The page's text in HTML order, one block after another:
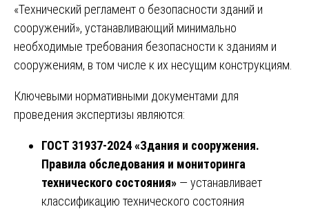
«Технический регламент о безопасности зданий и
сооружений», устанавливающий минимально
необходимые требования безопасности к зданиям и
сооружениям, в том числе к их несущим конструкциям.
Ключевыми нормативными документами для
проведения экспертизы являются:
ГОСТ 31937-2024 «Здания и сооружения.
Правила обследования и мониторинга
технического состояния» — устанавливает
классификацию технического состояния